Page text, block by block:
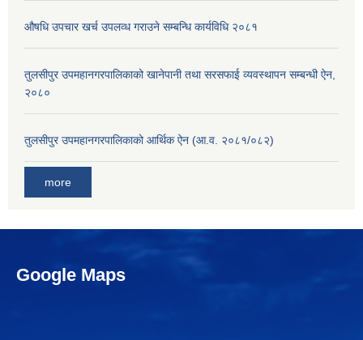
औषधि उपचार खर्च उपलव्ध गराउने सम्बन्धि कार्यविधि २०८१
तुलसीपुर उपमहानगरपालिकाको खानेपानी तथा सरसफाई व्यवस्थापन सम्बन्धी ऐन,
२०८०
तुलसीपुर उपमहानगरपालिकाको आर्थिक ऐन (आ.व. २०८१/०८२)
more
Google Maps